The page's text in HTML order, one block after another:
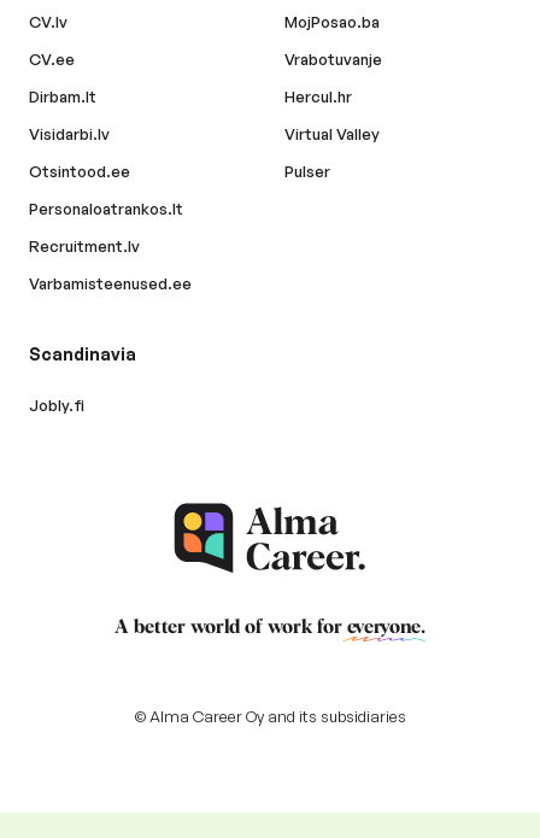
CV.lv
CV.ee
Dirbam.lt
Visidarbi.lv
Otsintood.ee
Personaloatrankos.lt
Recruitment.lv
Varbamisteenused.ee
MojPosao.ba
Vrabotuvanje
Hercul.hr
Virtual Valley
Pulser
Scandinavia
Jobly.fi
A better world of work for everyone.
© Alma Career Oy and its subsidiaries